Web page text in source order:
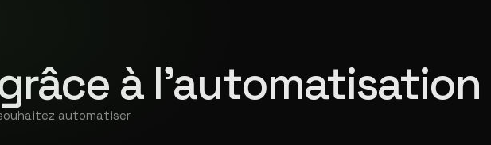
à l'automatisation
automatiser